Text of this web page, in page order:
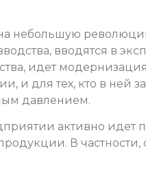
небольшую
вводятся в
идет
и для тех, кто в ней
давлением.
активно
В